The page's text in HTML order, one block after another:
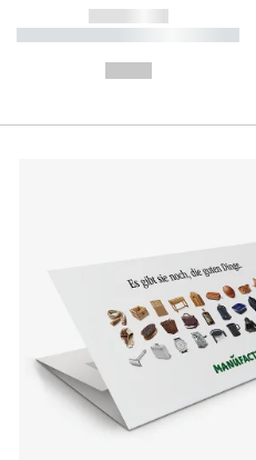
------------
----------- ----------- ----------